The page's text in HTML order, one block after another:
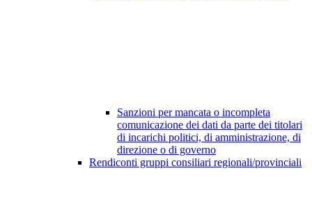
Sanzioni per mancata o incompleta
comunicazione dei dati da parte dei titolari
di incarichi politici, di amministrazione, di
direzione o di governo
Rendiconti gruppi consiliari regionali/provinciali